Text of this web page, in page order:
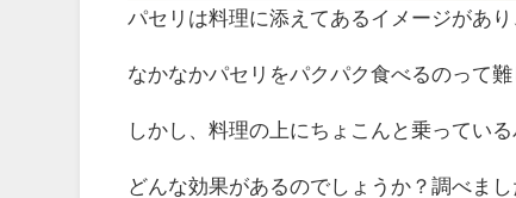
パセリは料理に添えてあるイメージがあ
なかなかパセリをパクパク食べるのって難
しかし、料理の上にちょこんと乗ってい
どんな効果があるのでしょうか？調べまし